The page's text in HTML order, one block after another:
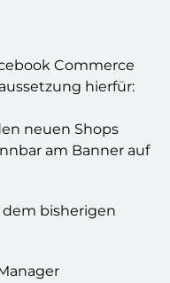
Commerce
hierfür:
neuen Shops
am Banner auf
bisherigen